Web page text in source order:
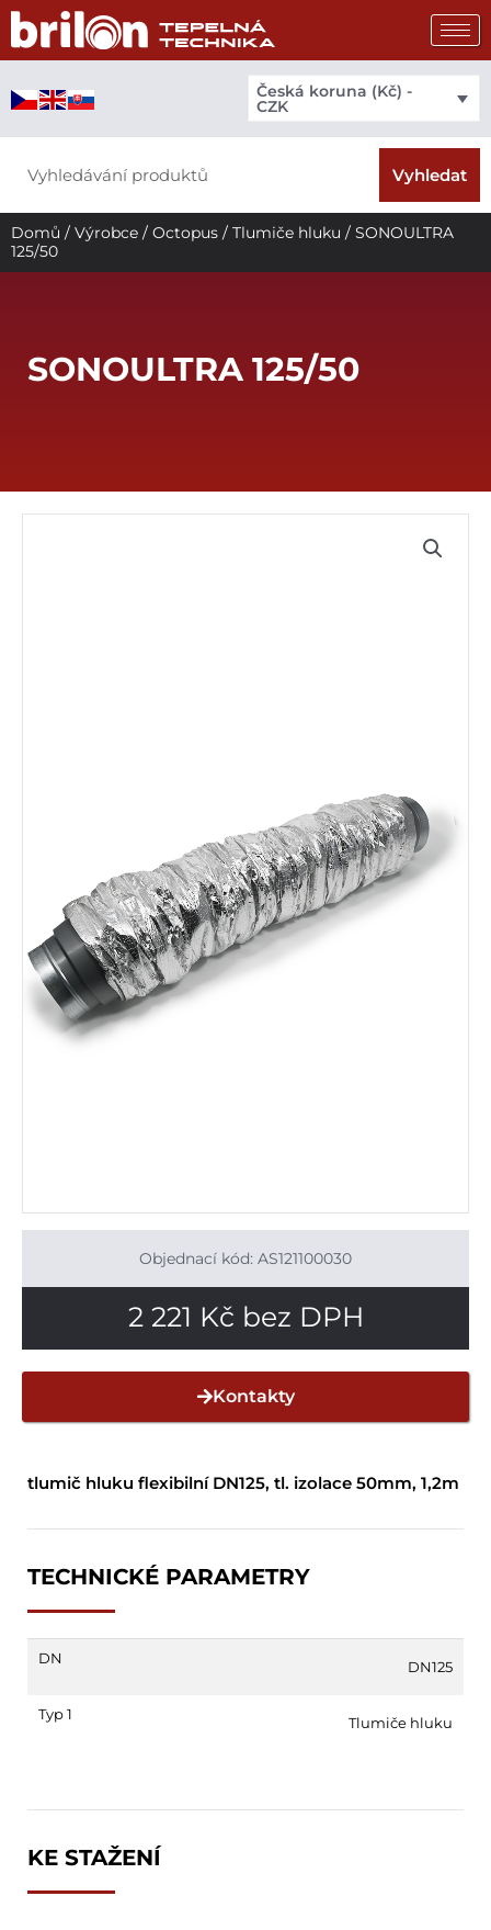
Přeskočit
obsah
Česká koruna (Kč) -
CZK
Vyhledat
Domů / Výrobce / Octopus / Tlumiče hluku / SONOULTRA
125/50
SONOULTRA 125/50
tlumič hluku flexibilní DN125, tl. izolace 50mm, 1,2m
TECHNICKÉ PARAMETRY
DN DN125
Typ 1 Tlumiče hluku
KE STAŽENÍ
Objednací kód: AS121100030
2 221 Kč bez DPH
Kontakty